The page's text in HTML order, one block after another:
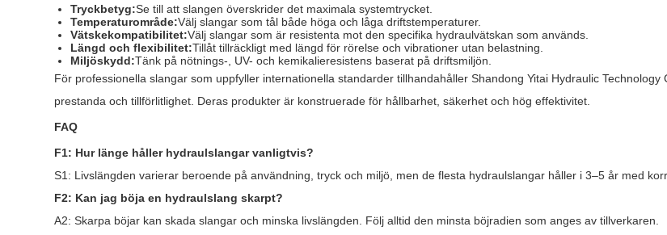
Tryckbetyg:Se till att slangen överskrider det maximala systemtrycket.
Temperaturområde:Välj slangar som tål både höga och låga driftstemperaturer.
Vätskekompatibilitet:Välj slangar som är resistenta mot den specifika hydraulvätskan som används.
Längd och flexibilitet:Tillåt tillräckligt med längd för rörelse och vibrationer utan belastning.
Miljöskydd:Tänk på nötnings-, UV- och kemikalieresistens baserat på driftsmiljön.
För professionella slangar som uppfyller internationella standarder tillhandahåller Shandong Yitai Hydraulic
prestanda och tillförlitlighet. Deras produkter är konstruerade för hållbarhet, säkerhet och hög effektivitet.
FAQ
F1: Hur länge håller hydraulslangar vanligtvis?
S1: Livslängden varierar beroende på användning, tryck och miljö, men de flesta hydraulslangar håller i 3–5 år med
F2: Kan jag böja en hydraulslang skarpt?
A2: Skarpa böjar kan skada slangar och minska livslängden. Följ alltid den minsta böjradien som anges av tillverkaren.